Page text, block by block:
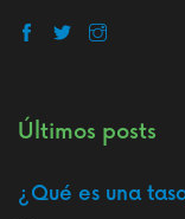
Últimos posts
¿Qué es una